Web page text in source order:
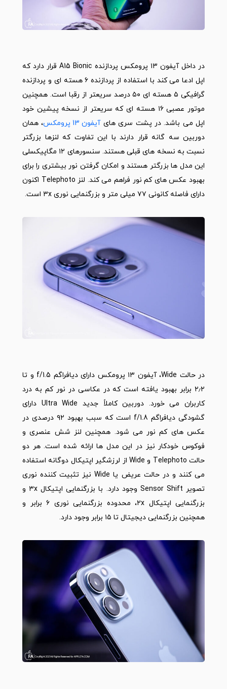
در داخلآیفون
۱۳ پرومکس پردازنده A15 Bionic قرار دارد که
اپل ادعا می کند با استفاده از پردازنده ۶ هسته ای و پردازنده
گرافیکی ۵ هسته ای ۵۰ درصد سریعتر از رقبا است. همچنین
موتور عصبی ۱۶ هسته ای که سریعتر از نسخه پیشین خود
اپل می باشد. در پشت سری هایآیفون 13 پرومکس
، همان
دوربین سه گانه قرار دارند با این تفاوت که لنزها بزرگتر
نسبت به نسخه های قبلی هستند. سنسورهای ۱۲ مگاپیکسلی
این مدل ها بزرگتر هستند و امکان گرفتن نور بیشتری را برای
بهبود عکس های کم نور فراهم می کند. لنز Telephoto اکنون
دارای فاصله کانونی ۷۷ میلی متر و بزرگنمایی نوری ۳x است.
در حالت Wide، آیفون ۱۳ پرومکس دارای دیافراگم f/1.5 و تا
۲٫۲ برابر بهبود یافته است که در عکاسی در نور کم به درد
کاربران می خورد. دوربین کاملاً جدید Ultra Wide دارای
گشودگی دیافراگم f/1.8 است که سبب بهبود ۹۲ درصدی در
عکس های کم نور می شود. همچنین لنز شش عنصری و
فوکوس خودکار نیز در این مدل ها ارائه شده است. هر دو
حالت Telephoto و Wide از لرزشگیر اپتیکال دوگانه استفاده
می کنند و در حالت عریض یا Wide نیز تثبیت کننده نوری
تصویر Sensor Shift وجود دارد. با بزرگنمایی اپتیکال ۳x و
بزرگنمایی اپتیکال ۲x، محدوده بزرگنمایی نوری ۶ برابر و
همچنین بزرگنمایی دیجیتال تا ۱۵ برابر وجود دارد.